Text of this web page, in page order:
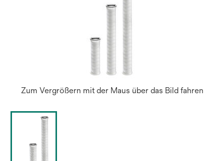
Zum Vergrößern mit der Maus über das Bild fahren